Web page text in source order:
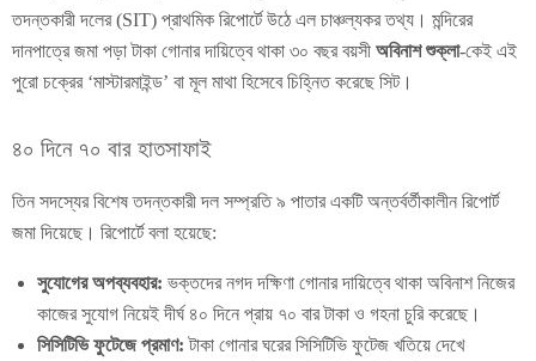
তদন্তকারী দলের (SIT) প্রাথমিক রিপোর্টে উঠে এল চাঞ্চল্যকর তথ্য। মন্দিরের
দানপাত্রে জমা পড়া টাকা গোনার দায়িত্বে থাকা ৩০ বছর বয়সী অবিনাশ শুক্লা-কেই এই
পুরো চক্রের ‘মাস্টারমাইন্ড’ বা মূল মাথা হিসেবে চিহ্নিত করেছে সিট।
৪০ দিনে ৭০ বার হাতসাফাই
তিন সদস্যের বিশেষ তদন্তকারী দল সম্প্রতি ৯ পাতার একটি অন্তর্বর্তীকালীন রিপোর্ট
জমা দিয়েছে। রিপোর্টে বলা হয়েছে:
সুযোগের অপব্যবহার: ভক্তদের নগদ দক্ষিণা গোনার দায়িত্বে থাকা অবিনাশ নিজের
কাজের সুযোগ নিয়েই দীর্ঘ ৪০ দিনে প্রায় ৭০ বার টাকা ও গহনা চুরি করেছে।
সিসিটিভি ফুটেজে প্রমাণ: টাকা গোনার ঘরের সিসিটিভি ফুটেজ খতিয়ে দেখে